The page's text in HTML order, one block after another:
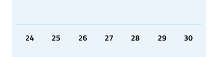
24 25 26 27 28 29 30